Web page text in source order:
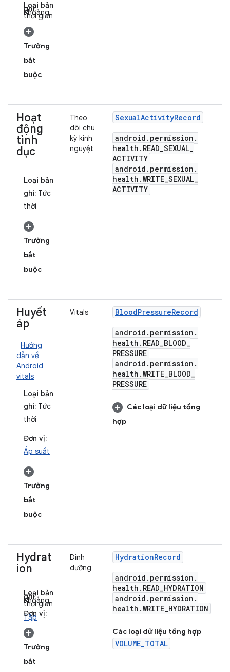
Loại bản
ghi:
Khoảng
thời gian
Trường
bắt
buộc
Hoạt
động
tình
dục
Loại bản
ghi: Tức
thời
Trường
bắt
buộc
Theo
dõi chu
kỳ kinh
nguyệt
SexualActivityRecord
android . permission .
health . READ_SEXUAL_
ACTIVITY
android . permission .
health .WRITE_SEXUAL_
ACTIVITY
Huyết
áp
Hướng
dẫn về
Android
vitals
Loại bản
ghi: Tức
thời
Đơn vị:
Áp suất
Trường
bắt
buộc
Vitals BloodPressureRecord
android . permission .
health . READ_BLOOD_
PRESSURE
android . permission .
health .WRITE_BLOOD_
PRESSURE
Các loại dữ liệu tổng
hợp
Hydrat
ion
Loại bản
ghi:
Khoảng
thời gian
Đơn vị:
Tập
Trường
bắt
Dinh
dưỡng
HydrationRecord
android . permission .
health . READ_HYDRATION
android . permission .
health .WRITE_HYDRATION
Các loại dữ liệu tổng hợp
VOLUME_TOTAL